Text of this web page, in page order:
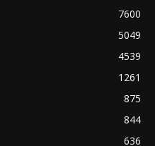
7600
5049
4539
1261
875
844
636